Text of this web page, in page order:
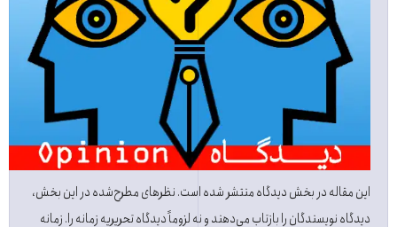
این مقاله در بخش دیدگاه منتشر شده است. نظرهای مطرح‌شده در این بخش،
دیدگاه نویسندگان را بازتاب می‌دهند و نه لزوماً دیدگاه تحریریه زمانه را. زمانه